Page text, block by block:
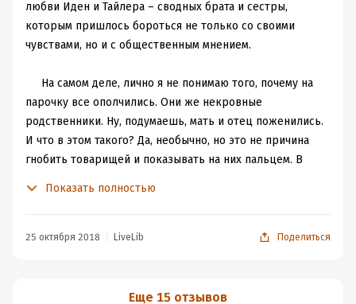
книга стала самой лучшей. Впервые у меня такое, что
последняя книга куда лучше предыдущих частей, а у
Эстель получилось это сделать. Она меня удивила,
замечательно провела время за прочтением, спасибо
Эстель.
⠀⠀Книга начинается тем, что с момента расставания
Иден и Тайлера прошёл год. Девушка устала ждать
своего принца и откинув свою любовь облачила её в
злость и обиду. И пока она решила повеселиться на
неожиданно возвращается Тайлер, и чувства её
обоих оскорблениями и всем своим видом показывает,
любви Иден и Тайлера – сводных брата и сестры,
которым пришлось бороться не только со своими
чувствами, но и с общественным мнением.
⠀⠀На самом деле, лично я не понимаю того, почему на
парочку все ополчились. Они же некровные
родственники. Ну, подумаешь, мать и отец поженились.
И что в этом такого? Да, необычно, но это не причина
гнобить товарищей и показывать на них пальцем. В
⠀⠀Итак, после событий предыдущей книги прошел год.
девушка ждала своего любимого, а потом устала. Устала
Показать полностью
25 октября 2018 LiveLib Поделиться
Еще 15 отзывов